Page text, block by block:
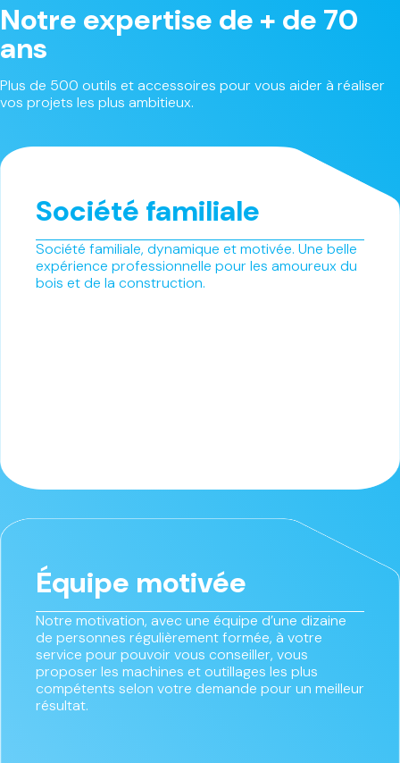
Notre expertise de + de 70
ans
Plus de 500 outils et accessoires pour vous aider à réaliser
vos projets les plus ambitieux.
Société familiale
Société familiale, dynamique et motivée. Une belle
expérience professionnelle pour les amoureux du
bois et de la construction.
Équipe motivée
Notre motivation, avec une équipe d’une dizaine
de personnes régulièrement formée, à votre
service pour pouvoir vous conseiller, vous
proposer les machines et outillages les plus
compétents selon votre demande pour un meilleur
résultat.